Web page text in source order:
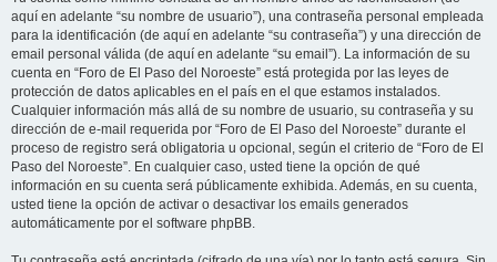
aquí en adelante “su nombre de usuario”), una contraseña personal empleada
para la identificación (de aquí en adelante “su contraseña”) y una dirección de
email personal válida (de aquí en adelante “su email”). La información de su
cuenta en “Foro de El Paso del Noroeste” está protegida por las leyes de
protección de datos aplicables en el país en el que estamos instalados.
Cualquier información más allá de su nombre de usuario, su contraseña y su
dirección de e-mail requerida por “Foro de El Paso del Noroeste” durante el
proceso de registro será obligatoria u opcional, según el criterio de “Foro de El
Paso del Noroeste”. En cualquier caso, usted tiene la opción de qué
información en su cuenta será públicamente exhibida. Además, en su cuenta,
usted tiene la opción de activar o desactivar los emails generados
automáticamente por el software phpBB.